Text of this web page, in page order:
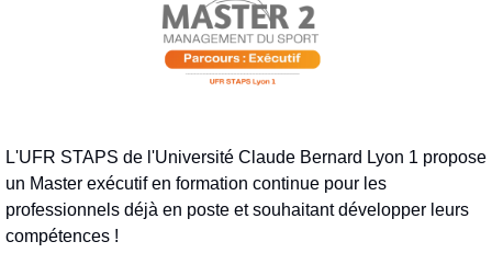
L'UFR STAPS de l'Université Claude Bernard Lyon 1 propose
un Master exécutif en formation continue pour les
professionnels déjà en poste et souhaitant développer leurs
compétences !